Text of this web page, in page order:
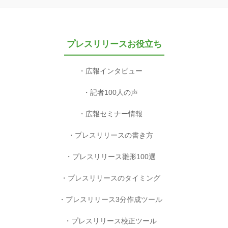
プレスリリースお役立ち
広報インタビュー
記者100人の声
広報セミナー情報
プレスリリースの書き方
プレスリリース雛形100選
プレスリリースのタイミング
プレスリリース3分作成ツール
プレスリリース校正ツール